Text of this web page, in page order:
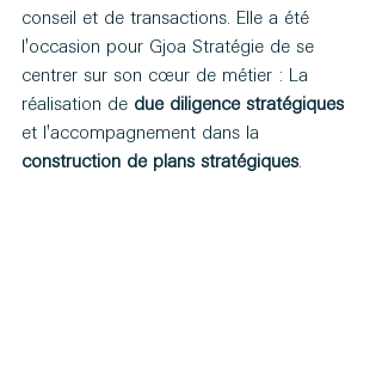
conseil et de transactions. Elle a été
l'occasion pour Gjoa Stratégie de se
centrer sur son cœur de métier : La
réalisation de due diligence stratégiques
et l'accompagnement dans la
construction de plans stratégiques.